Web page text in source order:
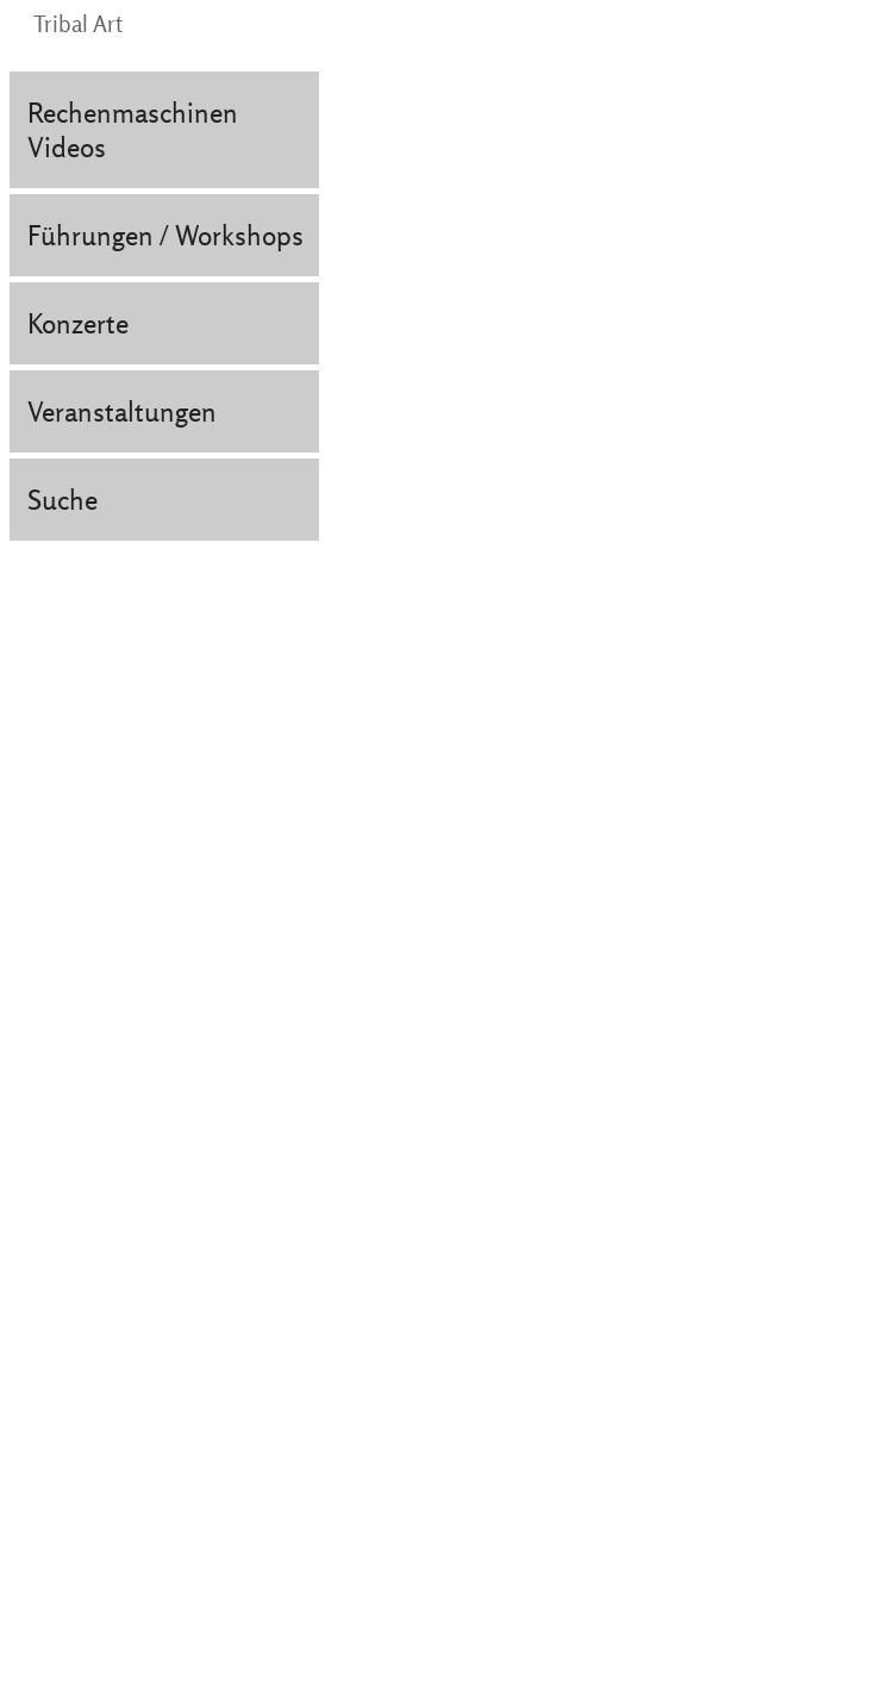
Tribal Art
Rechenmaschinen
Videos
Führungen / Workshops
Konzerte
Veranstaltungen
Suche